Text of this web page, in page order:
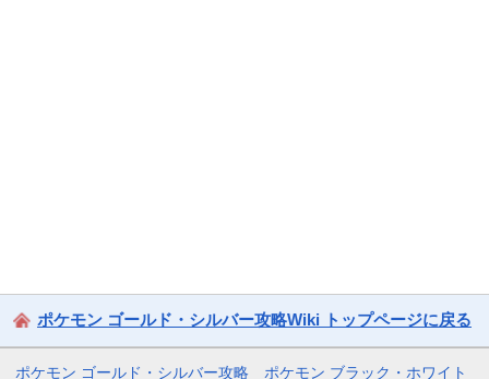
ポケモン ゴールド・シルバー攻略Wiki トップページに戻る
ポケモン ゴールド・シルバー攻略 ポケモン ブラック・ホワイト